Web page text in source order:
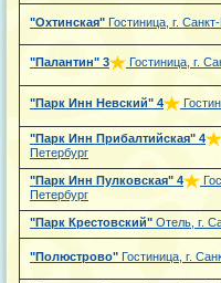
"Охтинская" Гостиница, г.
"Палантин" 3 Гостиница, г.
"Парк Инн Невский" 4
"Парк Инн Прибалтийская" 4
Петербург
"Парк Инн Пулковская" 4
Петербург
"Парк Крестовский" Отель, г.
"Полюстрово" Гостиница, г.